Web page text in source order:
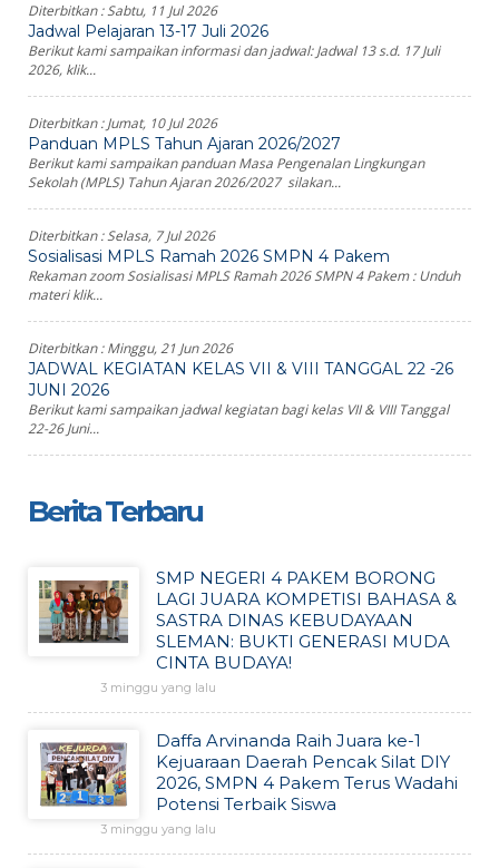
Diterbitkan :Sabtu, 11 Jul 2026
Jadwal Pelajaran 13-17 Juli 2026
Berikut kami sampaikan informasi dan jadwal: Jadwal 13 s.d. 17 Juli
2026, klik...
Diterbitkan :Jumat, 10 Jul 2026
Panduan MPLS Tahun Ajaran 2026/2027
Berikut kami sampaikan panduan Masa Pengenalan Lingkungan
Sekolah (MPLS) Tahun Ajaran 2026/2027 silakan...
Diterbitkan :Selasa, 7 Jul 2026
Sosialisasi MPLS Ramah 2026 SMPN 4 Pakem
Rekaman zoom Sosialisasi MPLS Ramah 2026 SMPN 4 Pakem : Unduh
materi klik...
Diterbitkan :Minggu, 21 Jun 2026
JADWAL KEGIATAN KELAS VII & VIII TANGGAL 22 -26
JUNI 2026
Berikut kami sampaikan jadwal kegiatan bagi kelas VII & VIII Tanggal
22-26 Juni...
Berita Terbaru
SMP NEGERI 4 PAKEM BORONG
LAGI JUARA KOMPETISI BAHASA &
SASTRA DINAS KEBUDAYAAN
SLEMAN: BUKTI GENERASI MUDA
CINTA BUDAYA!
3 minggu yang lalu
Daffa Arvinanda Raih Juara ke-1
Kejuaraan Daerah Pencak Silat DIY
2026, SMPN 4 Pakem Terus Wadahi
Potensi Terbaik Siswa
3 minggu yang lalu